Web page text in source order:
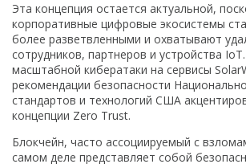
Эта концепция остается актуальной,
корпоративные цифровые экосистемы
более разветвленными и охватывают
сотрудников, партнеров и устройства
масштабной кибератаки на сервисы
рекомендации безопасности
стандартов и технологий США
концепции Zero Trust.
Блокчейн, часто ассоциируемый с
самом деле представляет собой